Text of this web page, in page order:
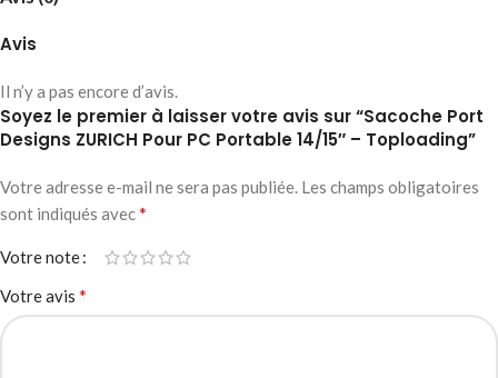
Avis
Il n’y a pas encore d’avis.
Soyez le premier à laisser votre avis sur “Sacoche Port
Designs ZURICH Pour PC Portable 14/15″ – Toploading”
Votre adresse e-mail ne sera pas publiée. Les champs obligatoires
sont indiqués avec*
Votre note
Votre avis *